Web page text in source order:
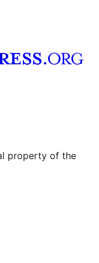
property of the